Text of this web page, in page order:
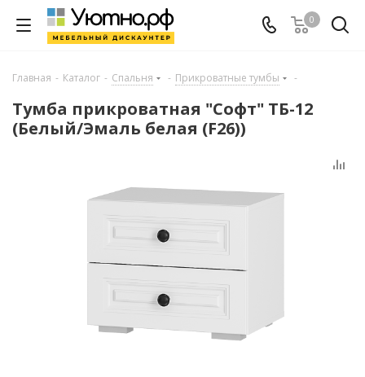
0
Главная - Каталог - Спальня - Прикроватные тумбы -
Тумба прикроватная "Софт" ТБ-12
(Белый/Эмаль белая (F26))